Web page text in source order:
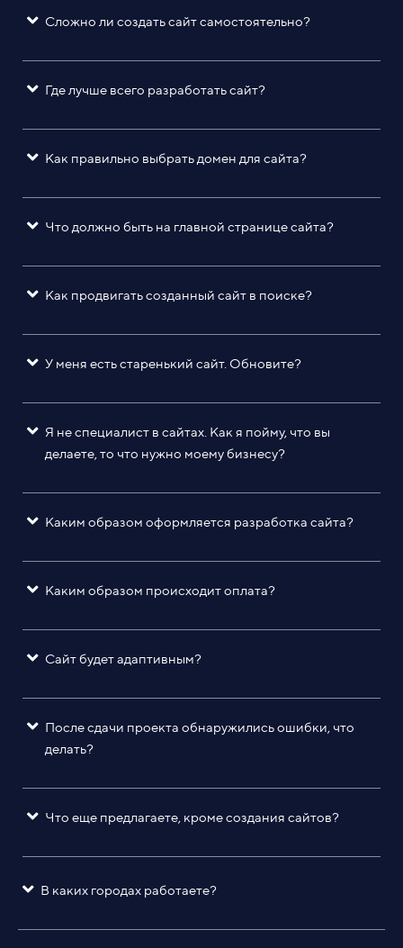
Сложно ли создать сайт самостоятельно?
Где лучше всего разработать сайт?
Как правильно выбрать домен для сайта?
Что должно быть на главной странице сайта?
Как продвигать созданный сайт в поиске?
У меня есть старенький сайт. Обновите?
Я не специалист в сайтах. Как я пойму, что вы
делаете, то что нужно моему бизнесу?
Каким образом оформляется разработка сайта?
Каким образом происходит оплата?
Сайт будет адаптивным?
После сдачи проекта обнаружились ошибки, что
делать?
Что еще предлагаете, кроме создания сайтов?
В каких городах работаете?